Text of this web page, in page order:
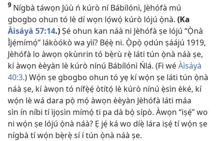
9 Nígbà táwọn Júù ń kúrò ní Bábílónì, Jèhófà mú
gbogbo ohun tó lè dí wọn lọ́wọ́ kúrò lójú ọ̀nà. (Ka
Àìsáyà 57:14.)Ṣé ohun kan náà ni Jèhófà ṣe lójú “Ọ̀nà
Ìjẹ́mímọ́” lákòókò wa yìí? Bẹ́ẹ̀ ni. Ọ̀pọ̀ ọdún ṣáájú 1919,
Jèhófà lo àwọn ọkùnrin tó bẹ̀rù rẹ̀ láti tún ọ̀nà náà ṣe,
kí àwọn èèyàn lè kúrò nínú Bábílónì Ńlá. (Fi wéÀìsáyà
40:3.) Wọ́n ṣe gbogbo ohun tó yẹ kí wọ́n ṣe láti tún ọ̀nà
náà ṣe, kí àwọn tó nífẹ̀ẹ́ òtítọ́ lè kúrò nínú ẹ̀sìn èké, kí
wọ́n lè wá dara pọ̀ mọ́ àwọn èèyàn Jèhófà láti máa
sìn ín níbi tí ìjọsìn mímọ́ ti pa dà bọ̀ sípò. Àwọn “iṣẹ́” wo
ni wọ́n ṣe lójú ọ̀nà náà? Ẹ jẹ́ ká wo díẹ̀ lára iṣẹ́ tí wọ́n ṣe
nígbà tí wọ́n bẹ̀rẹ̀ sí í tún ọ̀nà náà ṣe.